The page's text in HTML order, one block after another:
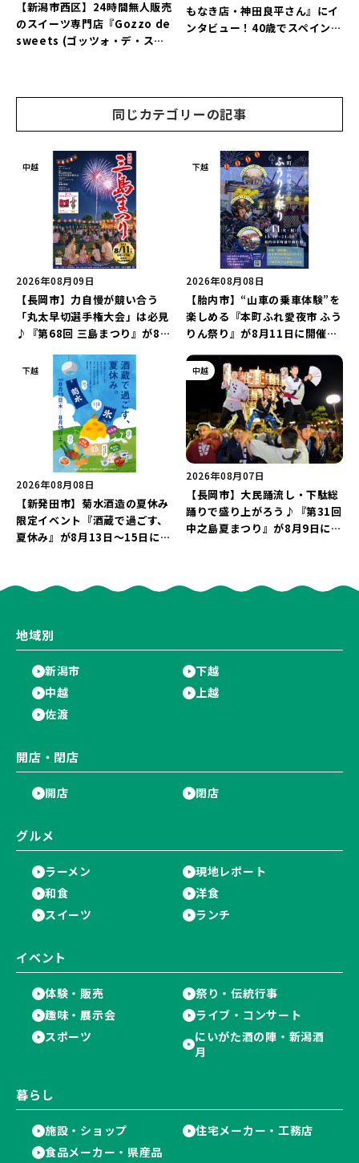
【新潟市西区】24時間無人販売
のスイーツ専門店『Gozzo de
sweets (ゴッツォ・デ・スイ
もなき店・神田良平さん』にイ
ンタビュー！40歳でスペインへ
同じカテゴリーの記事
中越
2026年08月09日
【長岡市】力自慢が競い合う
「丸太早切選手権大会」は必見
♪『第68回 三島まつり』が8月
ねライブショー」も楽しもう♪
下越
2026年08月08日
【胎内市】“山車の乗車体験”を
楽しめる『本町ふれ愛夜市 ふう
りん祭り』が8月11日に開催！
日の露店」が大集結♪
下越
2026年08月08日
【新発田市】菊水酒造の夏休み
限定イベント『酒蔵で過ごす、
夏休み』が8月13日～15日に開
中越
2026年08月07日
【長岡市】大民踊流し・下駄総
踊りで盛り上がろう♪『第31回
中之島夏まつり』が8月9日に開
地域別
新潟市
下越
中越
上越
佐渡
開店・閉店
開店 閉店
グルメ
ラーメン
現地レポート
和食
洋食
スイーツ
ランチ
イベント
体験・販売
祭り・伝統行事
趣味・展示会
ライブ・コンサート
スポーツ
にいがた酒の陣・新潟酒
月
暮らし
施設・ショップ
住宅メーカー・工務店
食品メーカー・県産品